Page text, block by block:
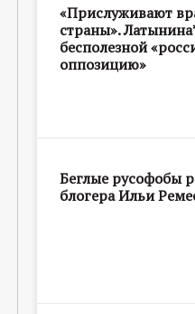
«Прислуживают
страны».
бесполезной
оппозицию»
Беглые русофобы
блогера Ильи